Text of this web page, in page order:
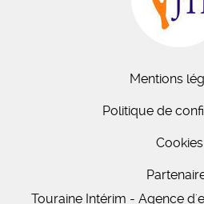
Mentions
Politique de
Cookies
Touraine Intérim - Agence